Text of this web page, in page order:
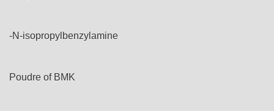
-N-isopropylbenzylamine
Poudre of BMK